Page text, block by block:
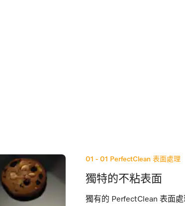
01 - 01 PerfectClean 表面處理
獨特的不粘表面
獨有的 PerfectClean 表面